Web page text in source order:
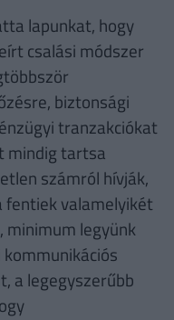
lapunkat, hogy
csalási módszer
biztonsági
tranzakciókat
mindig tartsa
számról hívják,
fentiek valamelyikét
minimum legyünk
a legegyszerűbb